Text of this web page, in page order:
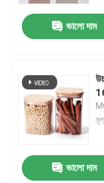
ভালো দাম
ভালো দাম